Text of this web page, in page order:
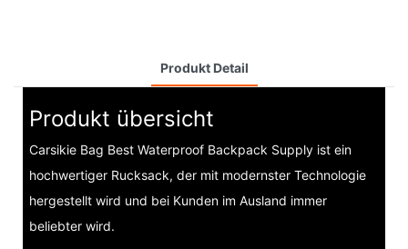
Produkt Detail
Produkt übersicht
Carsikie Bag Best Waterproof Backpack Supply ist ein
hochwertiger Rucksack, der mit modernster Technologie
hergestellt wird und bei Kunden im Ausland immer
beliebter wird.